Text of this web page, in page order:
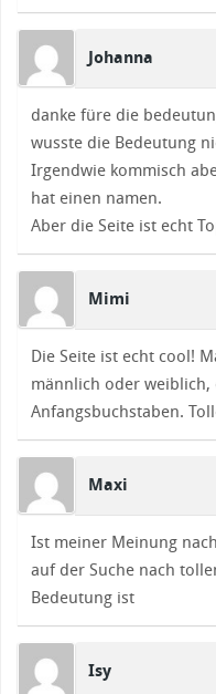
Johanna
danke füre die
wusste die Bedeutung
Irgendwie kommisch
hat einen namen.
Aber die Seite ist echt
Mimi
Die Seite ist echt cool!
männlich oder weiblich,
Anfangsbuchstaben.
Maxi
Ist meiner Meinung
auf der Suche nach
Bedeutung ist
Isy